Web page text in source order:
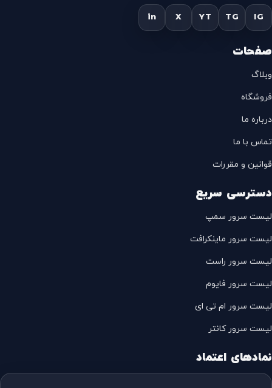
IG
TG
YT
X
in
صفحات
وبلاگ
فروشگاه
درباره ما
تماس با ما
قوانین و مقررات
دسترسی سریع
لیست سرور سمپ
لیست سرور ماینکرافت
لیست سرور راست
لیست سرور فایوم
لیست سرور ام تی ای
لیست سرور کانتر
نمادهای اعتماد